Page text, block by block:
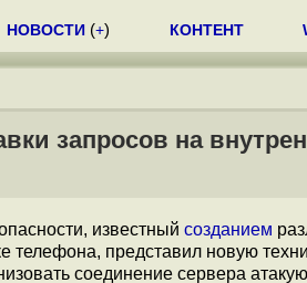
НОВОСТИ (+) КОНТЕНТ
запросов на
известный созданием
телефона, представил новую
соединение сервера